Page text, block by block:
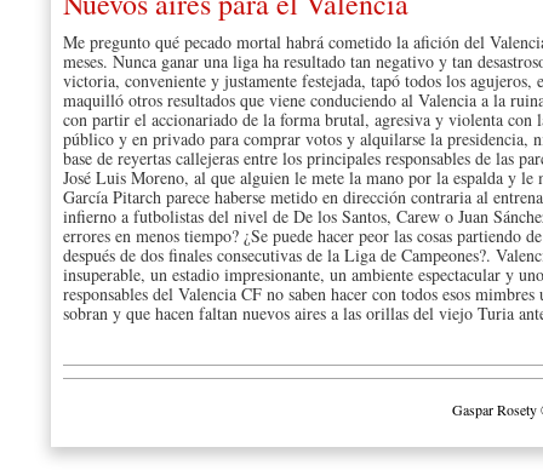
Me pregunto qué pecado mortal habrá cometido la afición del
meses. Nunca ganar una liga ha resultado tan negativo y tan
victoria, conveniente y justamente festejada, tapó todos los agujeros,
maquilló otros resultados que viene conduciendo al Valencia a la
con partir el accionariado de la forma brutal, agresiva y violenta con
público y en privado para comprar votos y alquilarse la presidencia,
base de reyertas callejeras entre los principales responsables de las
José Luis Moreno, al que alguien le mete la mano por la espalda y le
García Pitarch parece haberse metido en dirección contraria al
infierno a futbolistas del nivel de De los Santos, Carew o Juan
errores en menos tiempo? ¿Se puede hacer peor las cosas
después de dos finales consecutivas de la Liga de Campeones?.
insuperable, un estadio impresionante, un ambiente espectacular y
responsables del Valencia CF no saben hacer con todos esos
sobran y que hacen faltan nuevos aires a las orillas del viejo Turia
Gaspar